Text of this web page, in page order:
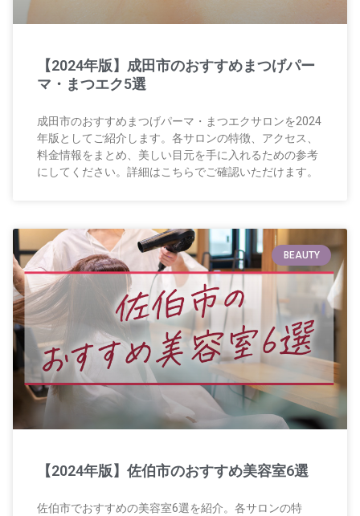
【2024年版】成田市のおすすめまつげパー
マ・まつエク5選
成田市のおすすめまつげパーマ・まつエクサロンを2024
年版としてご紹介します。各サロンの特徴、アクセス、
料金情報をまとめ、美しい目元を手に入れるための参考
にしてください。詳細はこちらでご確認いただけます。
BEAUTY
【2024年版】佐伯市のおすすめ美容室6選
佐伯市でおすすめの美容室6選を紹介。各サロンの特